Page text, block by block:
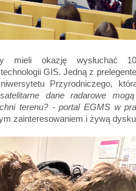
mieli okazję wysłuchać
GIS. Jedną z
Przyrodniczego, która
dane radarowe
terenu? - portal EGMS w
zainteresowaniem i żywą